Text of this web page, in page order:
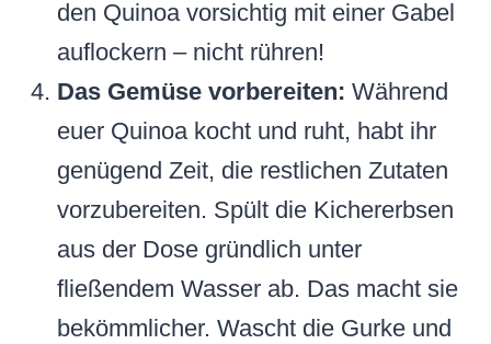
den Quinoa vorsichtig mit einer Gabel
auflockern – nicht rühren!
Das Gemüse vorbereiten: Während
euer Quinoa kocht und ruht, habt ihr
genügend Zeit, die restlichen Zutaten
vorzubereiten. Spült die Kichererbsen
aus der Dose gründlich unter
fließendem Wasser ab. Das macht sie
bekömmlicher. Wascht die Gurke und